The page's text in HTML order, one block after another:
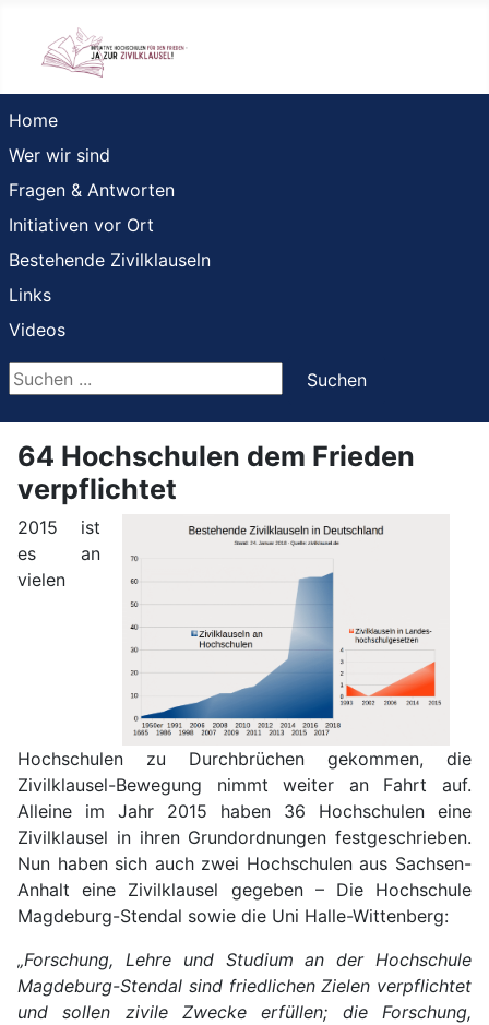
Home
Wer wir sind
Fragen & Antworten
Initiativen vor Ort
Bestehende Zivilklauseln
Links
Videos
Suchen ...
Suchen
64 Hochschulen dem Frieden
verpflichtet
2015 ist
es an
vielen
Hochschulen zu Durchbrüchen gekommen, die
Zivilklausel-Bewegung nimmt weiter an Fahrt auf.
Alleine im Jahr 2015 haben 36 Hochschulen eine
Zivilklausel in ihren Grundordnungen festgeschrieben.
Nun haben sich auch zwei Hochschulen aus Sachsen-
Anhalt eine Zivilklausel gegeben – Die Hochschule
Magdeburg-Stendal sowie die Uni Halle-Wittenberg:
„Forschung, Lehre und Studium an der Hochschule
Magdeburg-Stendal sind friedlichen Zielen verpflichtet
und sollen zivile Zwecke erfüllen; die Forschung,